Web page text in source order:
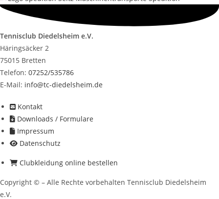
Tennisclub Diedelsheim e.V.
Häringsäcker 2
75015 Bretten
Telefon: 07252/535786
E-Mail: info@tc-diedelsheim.de
Kontakt
Downloads / Formulare
Impressum
Datenschutz
Clubkleidung online bestellen
Copyright © – Alle Rechte vorbehalten Tennisclub Diedelsheim
e.V.